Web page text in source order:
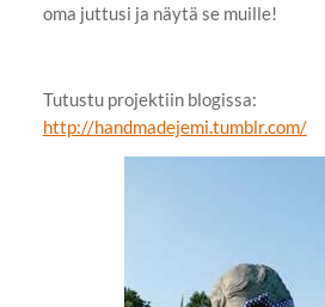
oma juttusi ja näytä se muille!
Tutustu projektiin blogissa:
http://handmadejemi.tumblr.com/